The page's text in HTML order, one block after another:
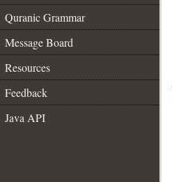
Quranic Grammar
Message Board
Resources
Feedback
Java API